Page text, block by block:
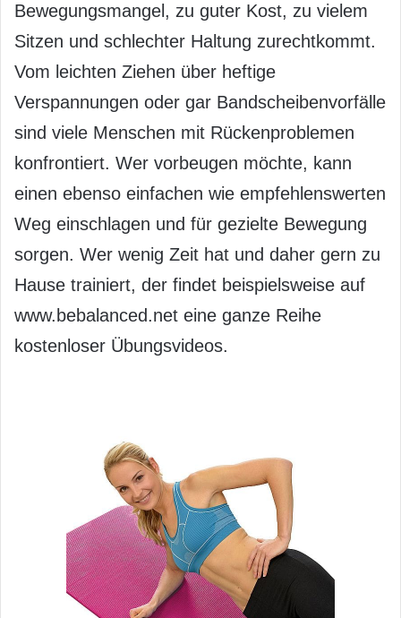
Bewegungsmangel, zu guter Kost, zu vielem
Sitzen und schlechter Haltung zurechtkommt.
Vom leichten Ziehen über heftige
Verspannungen oder gar Bandscheibenvorfälle
sind viele Menschen mit Rückenproblemen
konfrontiert. Wer vorbeugen möchte, kann
einen ebenso einfachen wie empfehlenswerten
Weg einschlagen und für gezielte Bewegung
sorgen. Wer wenig Zeit hat und daher gern zu
Hause trainiert, der findet beispielsweise auf
www.bebalanced.net eine ganze Reihe
kostenloser Übungsvideos.